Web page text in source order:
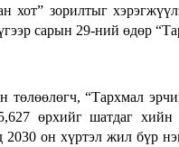
хот” зорилтыг
сарын 29-ний өдөр
“Тархмал
өрхийг шатдаг хийн
2030 он хүртэл жил бүр